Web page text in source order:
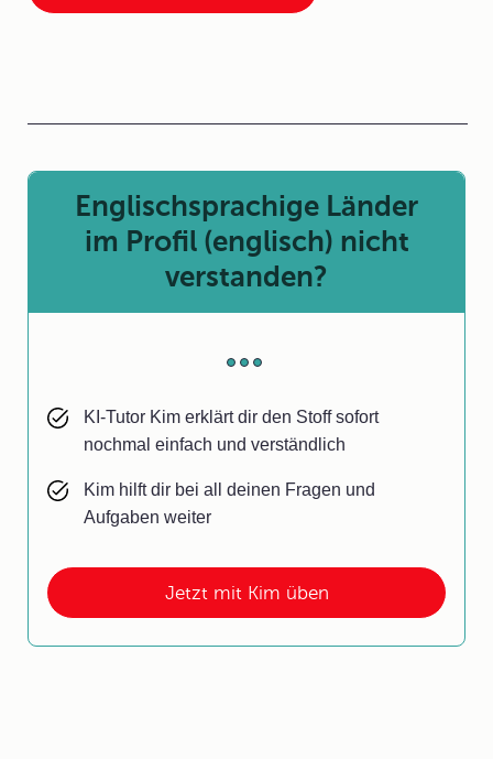
Jetzt mit Kim üben
Englischsprachige Länder
im Profil (englisch) nicht
verstanden?
KI-Tutor Kim erklärt dir den Stoff sofort
nochmal einfach und verständlich
Kim hilft dir bei all deinen Fragen und
Aufgaben weiter